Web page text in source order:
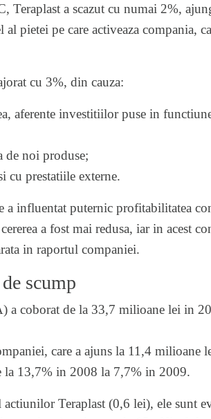
Teraplast a scazut cu numai 2%,
pietei pe care activeaza compania,
cu 3%, din cauza:
investitiilor puse in
noi produse;
prestatiile externe.
a influentat puternic profitabilitatea
a fost mai redusa, iar in acest
in raportul companiei.
scump
a coborat de la 33,7 milioane lei in
care a ajuns la 11,4 milioane
la 13,7% in 2008 la 7,7% in 2009.
Teraplast (0,6 lei), ele sunt